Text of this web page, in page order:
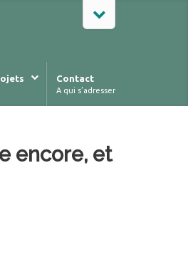
Contact
A qui s’adresser
encore, et